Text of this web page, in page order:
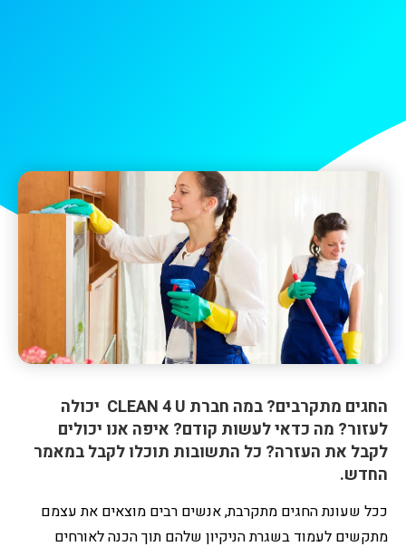
החגים מתקרבים? במה חברת CLEAN 4 U יכולה
לעזור? מה כדאי לעשות קודם? איפה אנו יכולים
לקבל את העזרה? כל התשובות תוכלו לקבל במאמר
החדש.
ככל שעונת החגים מתקרבת, אנשים רבים מוצאים את עצמם
מתקשים לעמוד בשגרת הניקיון שלהם תוך הכנה לאורחים